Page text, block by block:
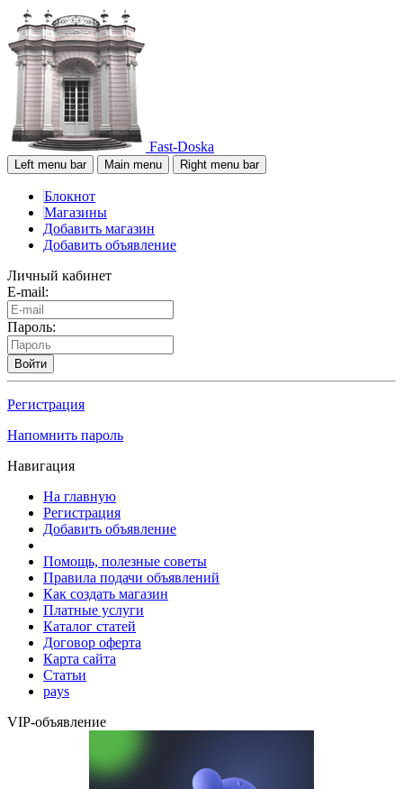
Fast-Doska
Left menu bar Main menu Right menu bar
Блокнот
Магазины
Добавить магазин
Добавить объявление
Личный кабинет
E-mail:
Пароль:
Войти
Регистрация
Напомнить пароль
Навигация
На главную
Регистрация
Добавить объявление
Помощь, полезные советы
Правила подачи объявлений
Как создать магазин
Платные услуги
Каталог статей
Договор оферта
Карта сайта
Статьи
pays
VIP-объявление